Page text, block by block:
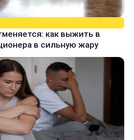
как выжить в
в сильную жару